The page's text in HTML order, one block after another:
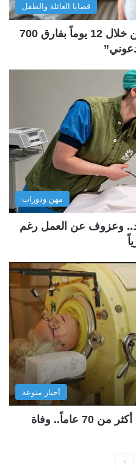
قضايا العائلة والطفل
شقة تُباع في ستوكهولم مرتين خلال 12 يوماً بفارق 700
مهن ودورات
وعزوف عن العمل رغم
أخبار منوعة
عاشت تتنفس بالرئة الحديدية أكثر من 70 عاماً.. وفاة